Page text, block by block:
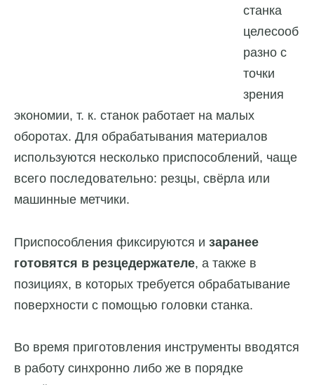
станка
целесооб
разно с
точки
зрения
экономии, т. к. станок работает на малых
оборотах. Для обрабатывания материалов
используются несколько приспособлений, чаще
всего последовательно: резцы, свёрла или
машинные метчики.
Приспособления фиксируются и заранее
готовятся в резцедержателе, а также в
позициях, в которых требуется обрабатывание
поверхности с помощью головки станка.
Во время приготовления инструменты вводятся
в работу синхронно либо же в порядке